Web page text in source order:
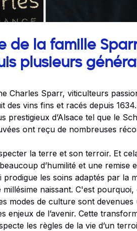
de la famille
plusieurs
Charles Sparr, viticulteurs
des vins fins et racés depuis
prestigieux d’Alsace tel que le
ont reçu de nombreuses
la terre et son terroir. Et
d’humilité et une remise
les soins adaptés par la
naissant. C'est
modes de culture sont
enjeux de l’avenir. Cette
les règles de la vie d’un